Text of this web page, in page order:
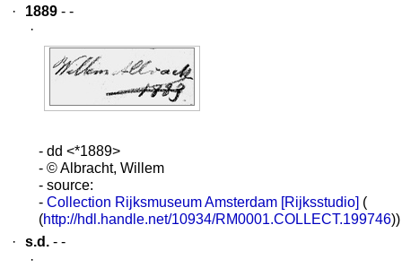
·
1889 - -
·
- dd <*1889>
- © Albracht, Willem
- source:
- Collection Rijksmuseum Amsterdam [Rijksstudio] (
(http://hdl.handle.net/10934/RM0001.COLLECT.199746))
·
s.d. - -
·